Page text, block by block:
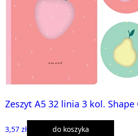
Zeszyt A5 32 linia 3 kol.
3,57 zł do koszyka